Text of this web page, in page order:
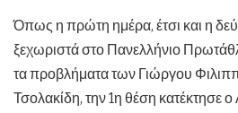
Όπως η πρώτη ημέρα, έτσι και η
ξεχωριστά στο Πανελλήνιο
τα προβλήματα των Γιώργου
Τσολακίδη, την 1η θέση κατέκτησε